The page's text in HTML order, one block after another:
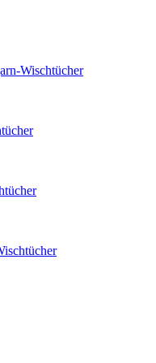
Wischtücher